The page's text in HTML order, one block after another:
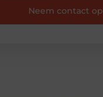
Neem contact op